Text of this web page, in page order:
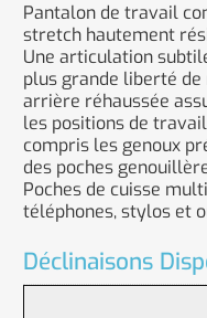
Pantalon de travail
stretch hautement
Une articulation
plus grande liberté
arrière réhaussée
les positions de
compris les genoux
des poches
Poches de cuisse
téléphones, stylos et
Déclinaisons